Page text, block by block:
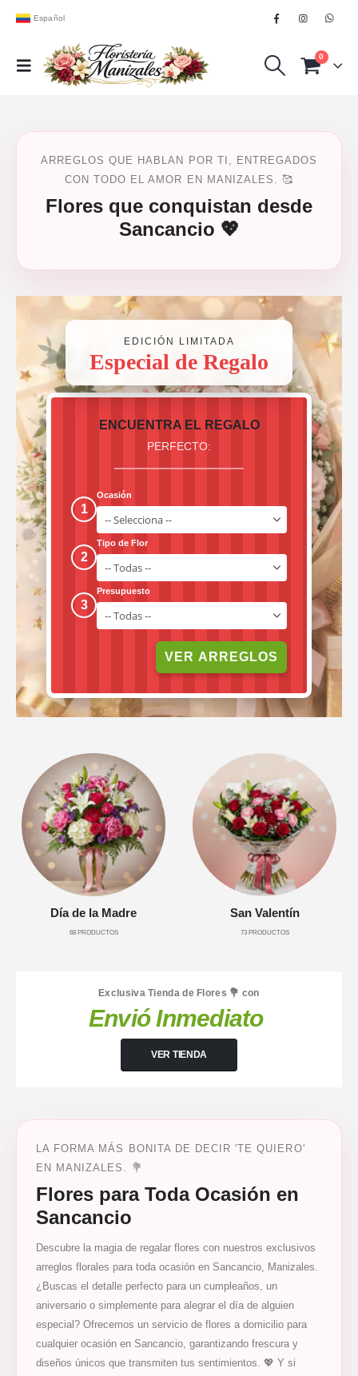
Español
0
ARREGLOS QUE HABLAN POR TI, ENTREGADOS
CON TODO EL AMOR EN MANIZALES. 🥰
Flores que conquistan desde
Sancancio 💖
EDICIÓN LIMITADA
Especial de Regalo
ENCUENTRA EL REGALO
PERFECTO:
1
Ocasión
2
Tipo de Flor
3
Presupuesto
VER ARREGLOS
Día de la Madre
68PRODUCTOS
San Valentín
73PRODUCTOS
Exclusiva Tienda de Flores 💐 con
Envió Inmediato
VER TIENDA
LA FORMA MÁS BONITA DE DECIR 'TE QUIERO'
EN MANIZALES. 💐
Flores para Toda Ocasión en
Sancancio
Descubre la magia de regalar flores con nuestros exclusivos
arreglos florales para toda ocasión en Sancancio, Manizales.
¿Buscas el detalle perfecto para un cumpleaños, un
aniversario o simplemente para alegrar el día de alguien
especial? Ofrecemos un servicio de flores a domicilio para
cualquier ocasión en Sancancio, garantizando frescura y
diseños únicos que transmiten tus sentimientos. 💖 Y si